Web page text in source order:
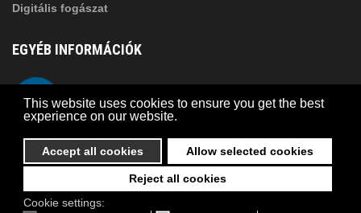
This website uses cookies to ensure you get the best
experience on our website.
Reject all cookies
Allow selected cookies
Accept all cookies
Cookie settings:
Digitális fogászat
EGYÉB INFORMÁCIÓK
Adatkezelési szabályzat
Kapcsolat
© 2026 Suba Dental | Webdesign by
Telefon